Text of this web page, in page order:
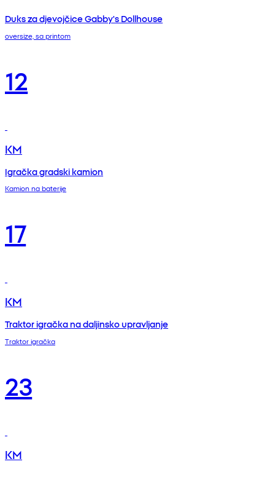
Duks za djevojčice Gabby's Dollhouse
oversize, sa printom
12
KM
Igračka gradski kamion
Kamion na baterije
17
KM
Traktor igračka na daljinsko upravljanje
Traktor igračka
23
KM